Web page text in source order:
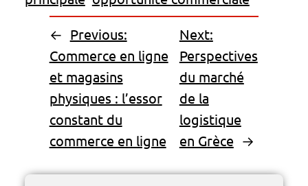
← Previous:
Commerce en ligne
et magasins
physiques : l’essor
constant du
commerce en ligne
Next:
Perspectives
du marché
de la
logistique
en Grèce →